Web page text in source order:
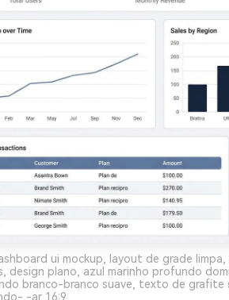
ui mockup, layout de grade limpa,
design plano, azul marinho profundo
branco-branco suave, texto de grafite
-ar 16:9